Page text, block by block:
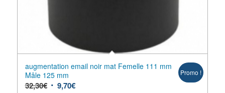
augmentation email noir mat Femelle 111 mm
Mâle 125 mm
32,30€ 9,70€
Promo !